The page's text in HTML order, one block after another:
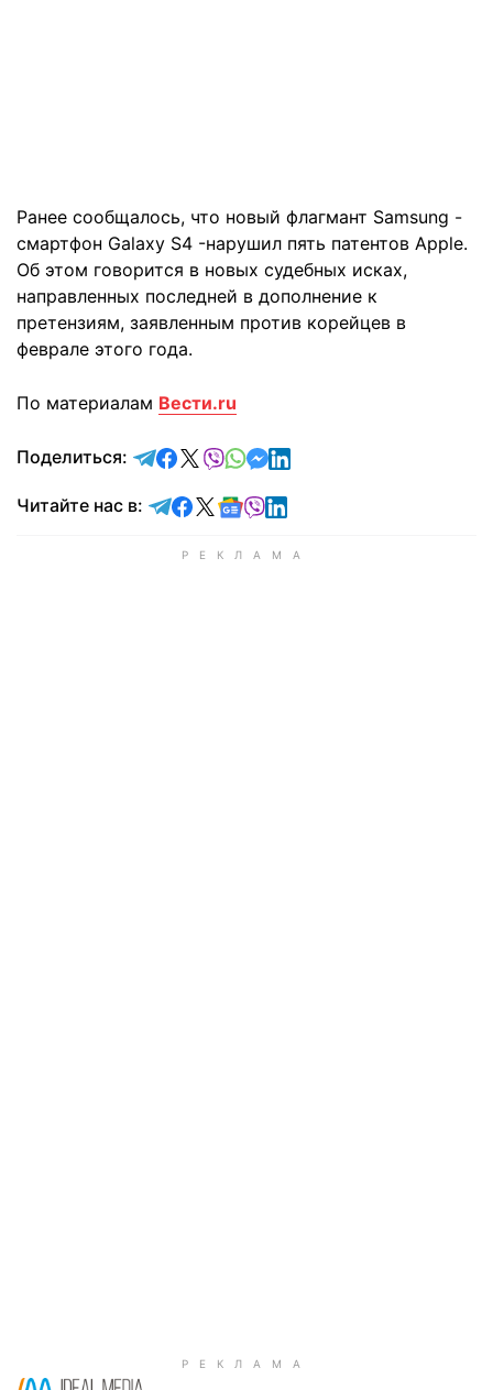
Ранее сообщалось, что новый флагмант Samsung -
смартфон Galaxy S4 -нарушил пять патентов Apple.
Об этом говорится в новых судебных исках,
направленных последней в дополнение к
претензиям, заявленным против корейцев в
феврале этого года.
По материалам Вести.ru
Поделиться: отправить в Telegram
поделиться в Facebook
поделиться в X
отправить в Viber
отправить в Whatsapp
отправить в Messenger
отправить в LinkedIn
Читайте нас в: Читайте в Telegram
Читайте в Facebook
Читайте в X
Читайте в Google news
Читайте в Viber
Читайте в LinkedIn